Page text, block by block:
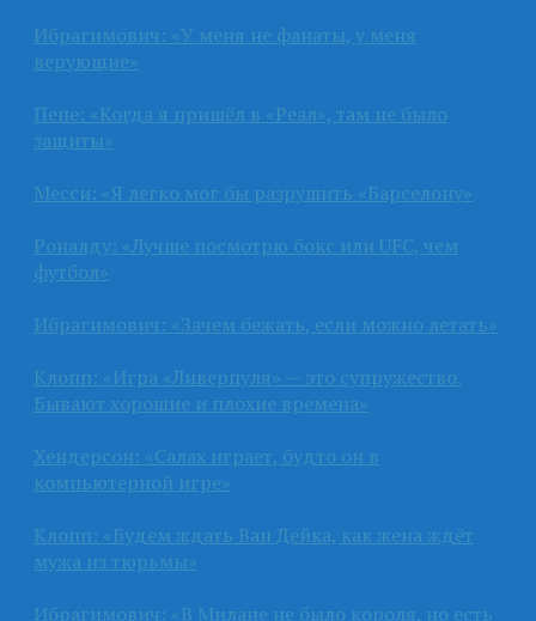
Ибрагимович: «У меня не фанаты, у меня
верующие»
Пепе: «Когда я пришёл в «Реал», там не было
защиты»
Месси: «Я легко мог бы разрушить «Барселону»
Роналду: «Лучше посмотрю бокс или UFC, чем
футбол»
Ибрагимович: «Зачем бежать, если можно летать»
Клопп: «Игра «Ливерпуля» — это супружество.
Бывают хорошие и плохие времена»
Хендерсон: «Салах играет, будто он в
компьютерной игре»
Клопп: «Будем ждать Ван Дейка, как жена ждёт
мужа из тюрьмы»
Ибрагимович: «В Милане не было короля, но есть